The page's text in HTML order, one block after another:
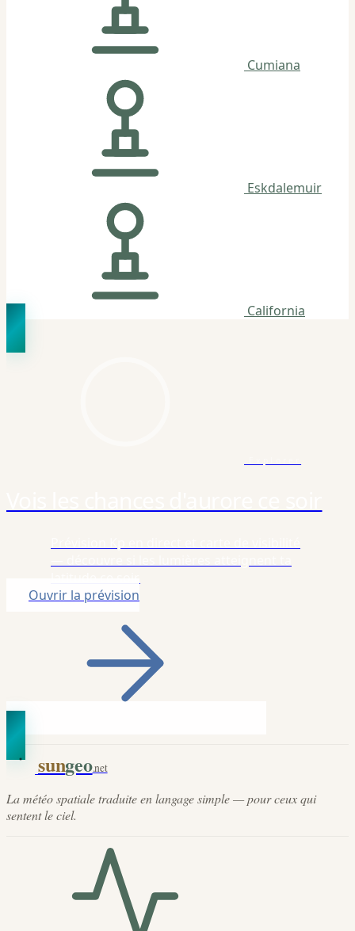
Cumiana
Eskdalemuir
California
Ouvrir la prévision
sungeo.net
La météo spatiale traduite en langage simple — pour ceux qui
sentent le ciel.